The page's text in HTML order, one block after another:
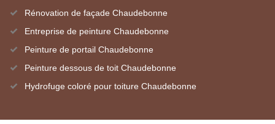
Rénovation de façade Chaudebonne
Entreprise de peinture Chaudebonne
Peinture de portail Chaudebonne
Peinture dessous de toit Chaudebonne
Hydrofuge coloré pour toiture Chaudebonne